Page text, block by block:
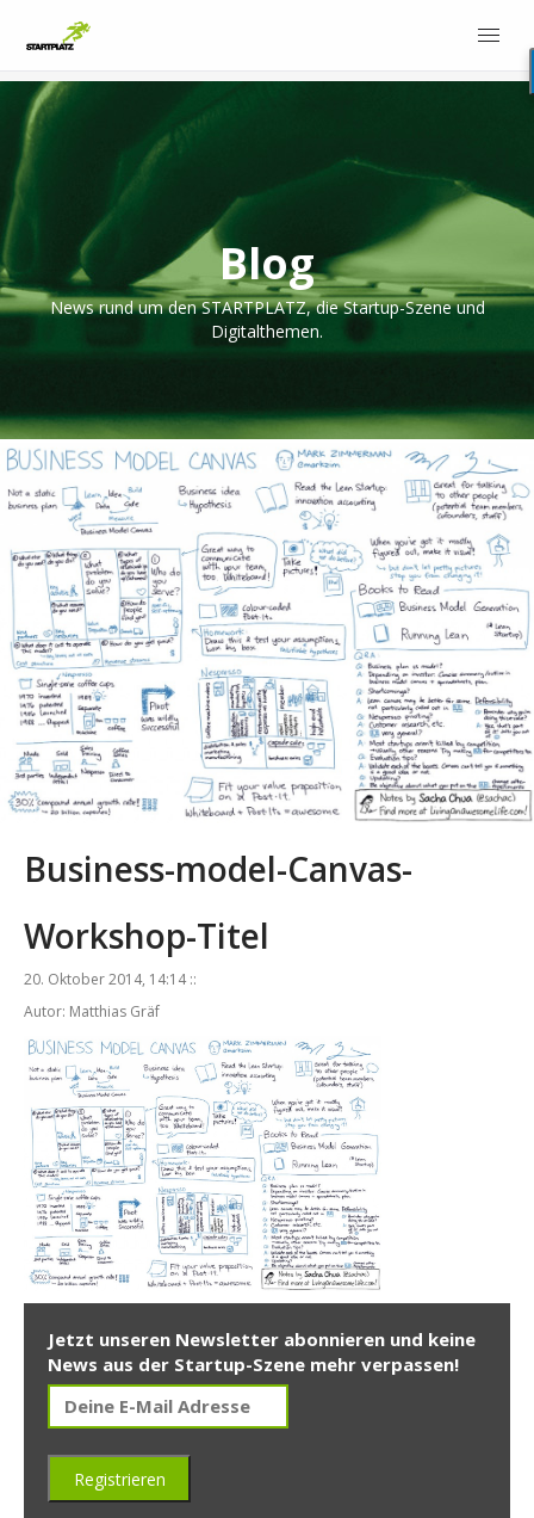
Blog
News rund um den STARTPLATZ, die Startup-Szene und
Digitalthemen.
Business-model-Canvas-
Workshop-Titel
20. Oktober 2014, 14:14 ::
Autor: Matthias Gräf
Jetzt unseren Newsletter abonnieren und keine
News aus der Startup-Szene mehr verpassen!